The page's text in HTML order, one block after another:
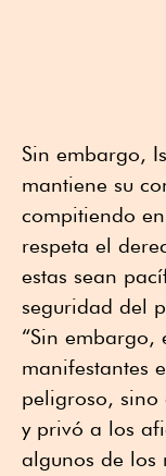
Sin embargo,
mantiene su
compitiendo
respeta el
estas sean
seguridad del
“Sin embargo,
manifestantes
peligroso, sino
y privó a los
algunos de los